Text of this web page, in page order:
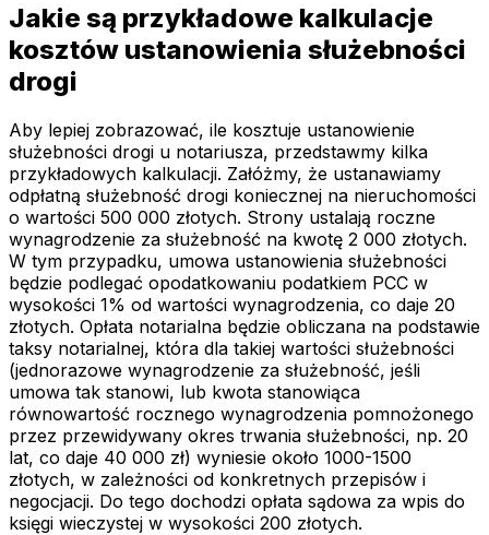
Jakie są przykładowe kalkulacje
kosztów ustanowienia służebności
drogi
Aby lepiej zobrazować, ile kosztuje ustanowienie
służebności drogi u notariusza, przedstawmy kilka
przykładowych kalkulacji. Załóżmy, że ustanawiamy
odpłatną służebność drogi koniecznej na nieruchomości
o wartości 500 000 złotych. Strony ustalają roczne
wynagrodzenie za służebność na kwotę 2 000 złotych.
W tym przypadku, umowa ustanowienia służebności
będzie podlegać opodatkowaniu podatkiem PCC w
wysokości 1% od wartości wynagrodzenia, co daje 20
złotych. Opłata notarialna będzie obliczana na podstawie
taksy notarialnej, która dla takiej wartości służebności
(jednorazowe wynagrodzenie za służebność, jeśli
umowa tak stanowi, lub kwota stanowiąca
równowartość rocznego wynagrodzenia pomnożonego
przez przewidywany okres trwania służebności, np. 20
lat, co daje 40 000 zł) wyniesie około 1000-1500
złotych, w zależności od konkretnych przepisów i
negocjacji. Do tego dochodzi opłata sądowa za wpis do
księgi wieczystej w wysokości 200 złotych.